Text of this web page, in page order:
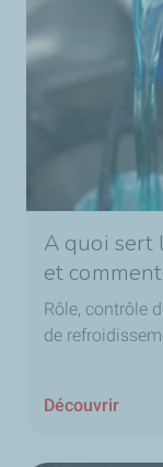
A quoi sert
et
Rôle, contrôle
de
Découvrir